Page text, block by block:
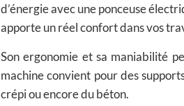
d’énergie avec une ponceuse
apporte un réel confort dans vos
Son ergonomie et sa maniabilité
machine convient pour des
crépi ou encore du béton.